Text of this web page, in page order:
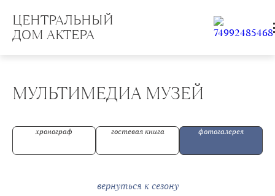
ЦЕНТРАЛЬНЫЙ
ДОМ АКТЕРА
МУЛЬТИМЕДИА МУЗЕЙ
хронограф гостевая книга фотогалерея
вернуться к сезону